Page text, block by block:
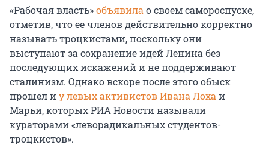
«Рабочая власть»объявилао своем самороспуске,
отметив, что ее членов действительно корректно
называть троцкистами, поскольку они
выступают за сохранение идей Ленина без
последующих искажений и не поддерживают
сталинизм. Однако вскоре после этого обыск
прошел иу левых активистов Ивана Лохаи
Марьи, которых РИА Новости называли
кураторами «леворадикальных студентов-
троцкистов».